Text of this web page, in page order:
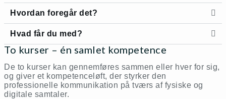
Hvordan foregår det?
Hvad får du med?
To kurser – én samlet kompetence
De to kurser kan gennemføres sammen eller hver for sig,
og giver et kompetenceløft, der styrker den
professionelle kommunikation på tværs af fysiske og
digitale samtaler.